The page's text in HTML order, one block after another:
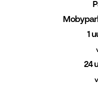
1
24